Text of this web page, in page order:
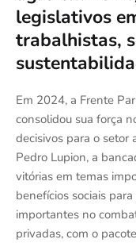
legislativos
trabalhistas,
Em 2024, a Frente
consolidou sua força
decisivos para o setor
Pedro Lupion, a
vitórias em temas
benefícios sociais
importantes no
privadas, com o